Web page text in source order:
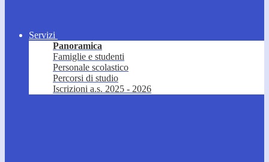
Servizi
Panoramica
Famiglie e studenti
Personale scolastico
Percorsi di studio
Iscrizioni a.s. 2025 - 2026